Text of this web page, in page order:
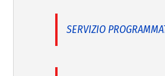
SERVIZIO